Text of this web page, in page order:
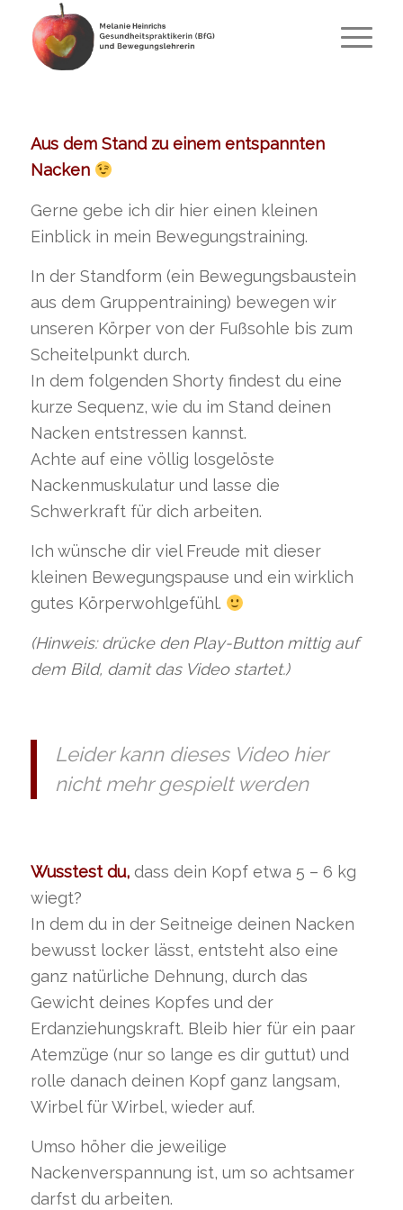
Aus dem Stand zu einem entspannten
Nacken
Gerne gebe ich dir hier einen kleinen
Einblick in mein Bewegungstraining.
In der Standform (ein Bewegungsbaustein
aus dem Gruppentraining) bewegen wir
unseren Körper von der Fußsohle bis zum
Scheitelpunkt durch.
In dem folgenden Shorty findest du eine
kurze Sequenz, wie du im Stand deinen
Nacken entstressen kannst.
Achte auf eine völlig losgelöste
Nackenmuskulatur und lasse die
Schwerkraft für dich arbeiten.
Ich wünsche dir viel Freude mit dieser
kleinen Bewegungspause und ein wirklich
gutes Körperwohlgefühl.
(Hinweis: drücke den Play-Button mittig auf
dem Bild, damit das Video startet.)
Leider kann dieses Video hier
nicht mehr gespielt werden
Wusstest du,dass dein Kopf etwa 5 – 6 kg
wiegt?
In dem du in der Seitneige deinen Nacken
bewusst locker lässt, entsteht also eine
ganz natürliche Dehnung, durch das
Gewicht deines Kopfes und der
Erdanziehungskraft. Bleib hier für ein paar
Atemzüge (nur so lange es dir guttut) und
rolle danach deinen Kopf ganz langsam,
Wirbel für Wirbel, wieder auf.
Umso höher die jeweilige
Nackenverspannung ist, um so achtsamer
darfst du arbeiten.